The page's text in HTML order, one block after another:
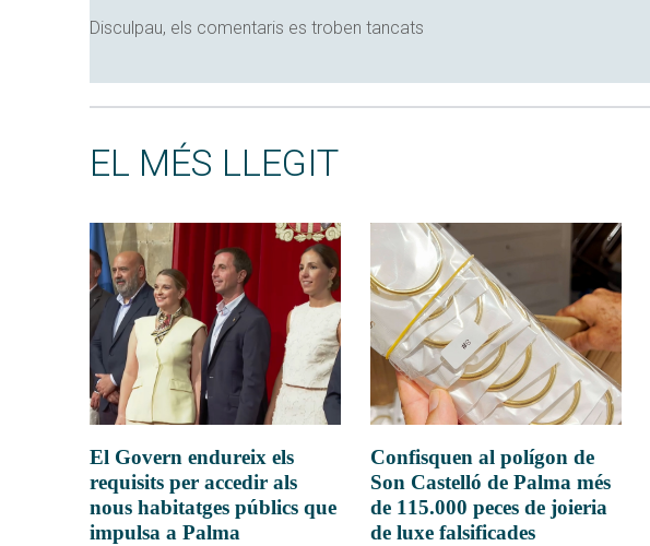
Disculpau, els comentaris es troben tancats
EL MÉS LLEGIT
El Govern endureix els
requisits per accedir als
nous habitatges públics que
impulsa a Palma
Confisquen al polígon de
Son Castelló de Palma més
de 115.000 peces de joieria
de luxe falsificades